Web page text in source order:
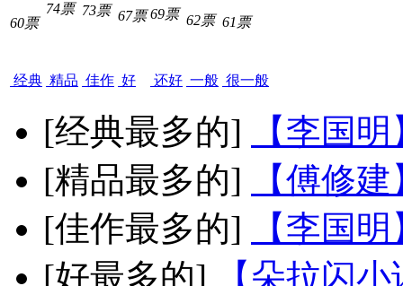
60票
经典
74票
精品
73票
佳作
67票
好
69票
还好
62票
一般
61票
很一般
[经典最多的]
【李国
[精品最多的]
【傅修
[佳作最多的]
【李国
[好最多的]
【朵拉闪